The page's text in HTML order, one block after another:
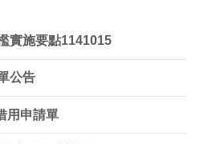
實施要點1141015
公告
用申請單